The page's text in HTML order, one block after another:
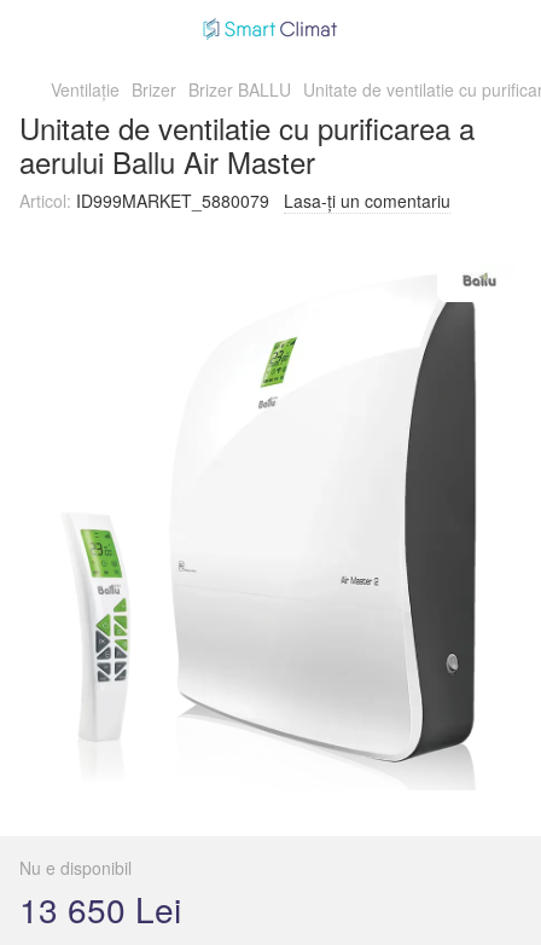
Ventilație Brizer Brizer BALLU Unitate de ventilatie cu
Unitate de ventilatie cu purificarea a
aerului Ballu Air Master
Articol: ID999MARKET_5880079 Lasa-ți un comentariu
Nu e disponibil
13 650 Lei